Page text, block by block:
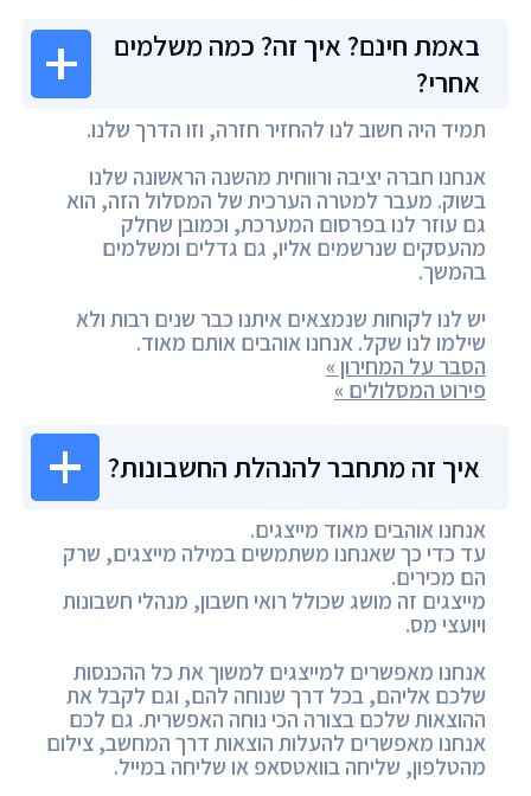
באמת חינם? איך זה? כמה משלמים
אחרי?
תמיד היה חשוב לנו להחזיר חזרה, וזו הדרך שלנו.
אנחנו חברה יציבה ורווחית מהשנה הראשונה שלנו
בשוק. מעבר למטרה הערכית של המסלול הזה, הוא
גם עוזר לנו בפרסום המערכת, וכמובן שחלק
מהעסקים שנרשמים אליו, גם גדלים ומשלמים
בהמשך.
יש לנו לקוחות שנמצאים איתנו כבר שנים רבות ולא
שילמו לנו שקל. אנחנו אוהבים אותם מאוד.
הסבר על המחירון »
פירוט המסלולים »
איך זה מתחבר להנהלת החשבונות?
אנחנו אוהבים מאוד מייצגים.
עד כדי כך שאנחנו משתמשים במילה מייצגים, שרק
הם מכירים.
מייצגים זה מושג שכולל רואי חשבון, מנהלי חשבונות
ויועצי מס.
אנחנו מאפשרים למייצגים למשוך את כל ההכנסות
שלכם אליהם, בכל דרך שנוחה להם, וגם לקבל את
ההוצאות שלכם בצורה הכי נוחה האפשרית. גם לכם
אנחנו מאפשרים להעלות הוצאות דרך המחשב, צילום
מהטלפון, שליחה בוואטסאפ או שליחה במייל.